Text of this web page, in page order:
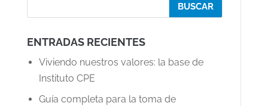
ENTRADAS RECIENTES
Viviendo nuestros valores: la base de
Instituto CPE
Guía completa para la toma de